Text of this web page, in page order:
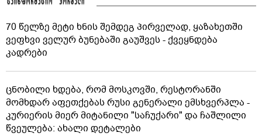
70 წელზე მეტი ხნის შემდეგ პირველად, ყაზახეთში
ვეფხვი ველურ ბუნებაში გაუშვეს - ქვეყნდება
კადრები
ცნობილი ხდება, რომ მოსკოვში, რესტორანში
მომხდარ აფეთქებას რუსი გენერალი ემსხვერპლა -
კურიერის მიერ მიტანილი "საჩუქარი" და ჩაშლილი
წვეულება: ახალი დეტალები